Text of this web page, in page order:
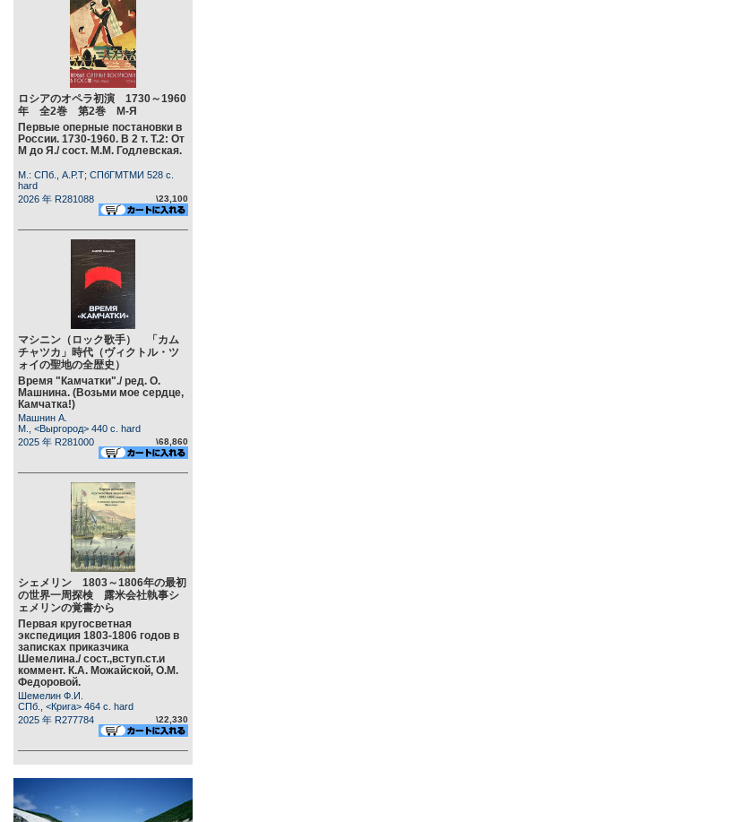
ロシアのオペラ初演 1730～1960
年 全2巻 第2巻 М-Я
Первые оперные постановки в
России. 1730-1960. В 2 т. Т.2: От
М до Я./ сост. М.М. Годлевская.
М.: СПб., А.Р.Т; СПбГМТМИ 528 c.
hard
2026 年 R281088
\23,100
マシニン（ロック歌手） 「カム
チャツカ」時代（ヴィクトル・ツ
ォイの聖地の全歴史）
Время "Камчатки"./ ред. О.
Машнина. (Возьми мое сердце,
Камчатка!)
Машнин А.
М., <Выргород> 440 c. hard
2025 年 R281000
\68,860
シェメリン 1803～1806年の最初
の世界一周探検 露米会社執事シ
ェメリンの覚書から
Первая кругосветная
экспедиция 1803-1806 годов в
записках приказчика
Шемелина./ сост.,вступ.ст.и
коммент. К.А. Можайской, О.М.
Федоровой.
Шемелин Ф.И.
СПб., <Крига> 464 c. hard
2025 年 R277784
\22,330